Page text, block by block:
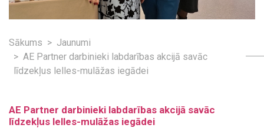
Sākums
Jaunumi
AE Partner darbinieki labdarības akcijā savāc
līdzekļus lelles-mulāžas iegādei
AE Partner darbinieki labdarības akcijā savāc
līdzekļus lelles-mulāžas iegādei